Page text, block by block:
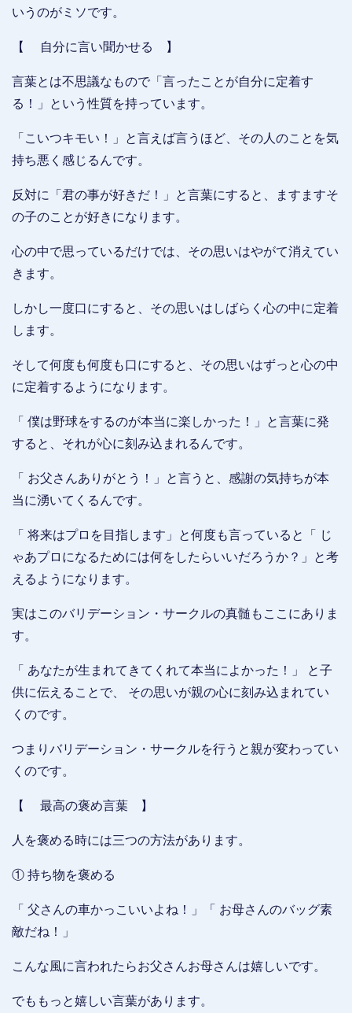
いうのがミソです。
【 自分に言い聞かせる 】
言葉とは不思議なもので「言ったことが自分に定着す
る！」という性質を持っています。
「こいつキモい！」と言えば言うほど、その人のことを気
持ち悪く感じるんです。
反対に「君の事が好きだ！」と言葉にすると、ますますそ
の子のことが好きになります。
心の中で思っているだけでは、その思いはやがて消えてい
きます。
しかし一度口にすると、その思いはしばらく心の中に定着
します。
そして何度も何度も口にすると、その思いはずっと心の中
に定着するようになります。
「 僕は野球をするのが本当に楽しかった！」と言葉に発
すると、それが心に刻み込まれるんです。
「 お父さんありがとう！」と言うと、感謝の気持ちが本
当に湧いてくるんです。
「 将来はプロを目指します」と何度も言っていると「 じ
ゃあプロになるためには何をしたらいいだろうか？」と考
えるようになります。
実はこのバリデーション・サークルの真髄もここにありま
す。
「 あなたが生まれてきてくれて本当によかった！」 と子
供に伝えることで、 その思いが親の心に刻み込まれてい
くのです。
つまりバリデーション・サークルを行うと親が変わってい
くのです。
【 最高の褒め言葉 】
人を褒める時には三つの方法があります。
① 持ち物を褒める
「 父さんの車かっこいいよね！」「 お母さんのバッグ素
敵だね！」
こんな風に言われたらお父さんお母さんは嬉しいです。
でももっと嬉しい言葉があります。